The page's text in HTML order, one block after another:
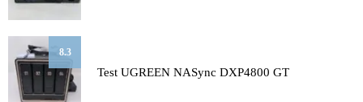
8.3
Test UGREEN NASync DXP4800 GT